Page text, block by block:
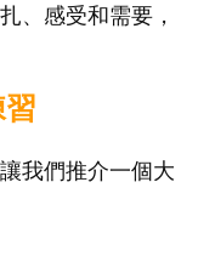
、感受和需要，
我們推介一個大